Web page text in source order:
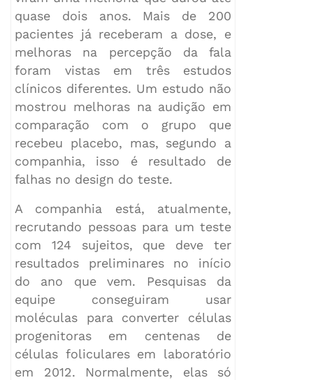
quase dois anos. Mais de 200
pacientes já receberam a dose, e
melhoras na percepção da fala
foram vistas em três estudos
clínicos diferentes. Um estudo não
mostrou melhoras na audição em
comparação com o grupo que
recebeu placebo, mas, segundo a
companhia, isso é resultado de
falhas no design do teste.
A companhia está, atualmente,
recrutando pessoas para um teste
com 124 sujeitos, que deve ter
resultados preliminares no início
do ano que vem. Pesquisas da
equipe conseguiram usar
moléculas para converter células
progenitoras em centenas de
células foliculares em laboratório
em 2012. Normalmente, elas só